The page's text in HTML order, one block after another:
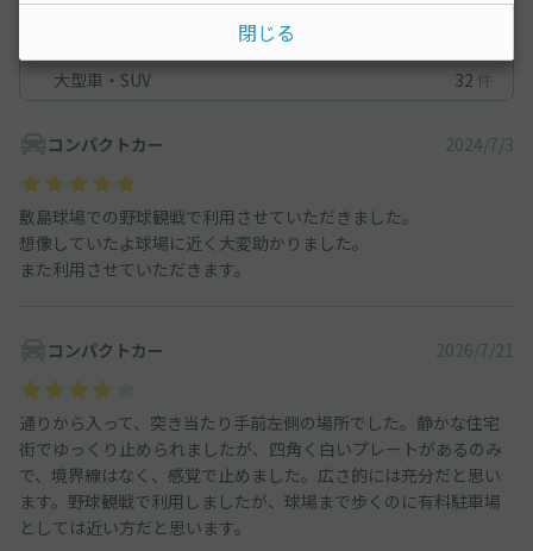
大型車・SUV
32 件
コンパクトカー 2024/7/3
敷島球場での野球観戦で利用させていただきました。
想像していたよ球場に近く大変助かりました。
また利用させていただきます。
コンパクトカー 2026/7/21
通りから入って、突き当たり手前左側の場所でした。静かな住宅
街でゆっくり止められましたが、四角く白いプレートがあるのみ
で、境界線はなく、感覚で止めました。広さ的には充分だと思い
ます。野球観戦で利用しましたが、球場まで歩くのに有料駐車場
としては近い方だと思います。
閉じる